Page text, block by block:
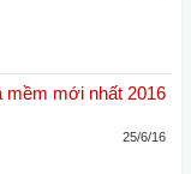
mềm mới nhất 2016
25/6/16